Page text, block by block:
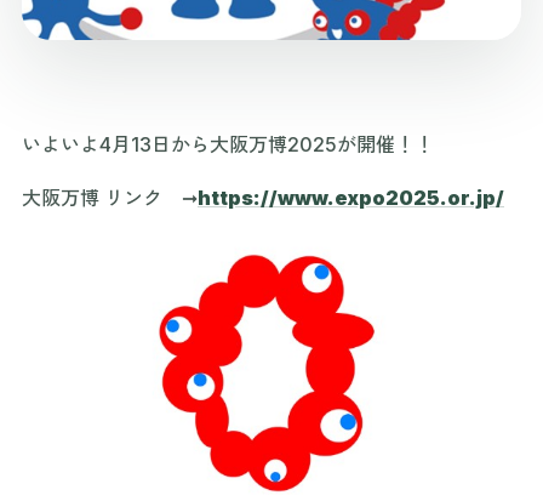
いよいよ4月13日から大阪万博2025が開催！！
大阪万博 リンク ➞https://www.expo2025.or.jp/